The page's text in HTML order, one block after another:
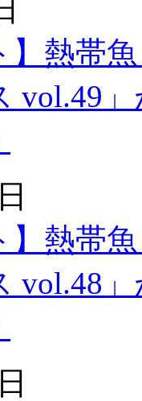
】熱帯
vol.49
】熱帯
vol.48